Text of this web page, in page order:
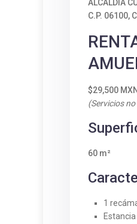
ALCALDÍA
C.P. 06100,
$29,500
(Servicios
60 m²
1
Estancia